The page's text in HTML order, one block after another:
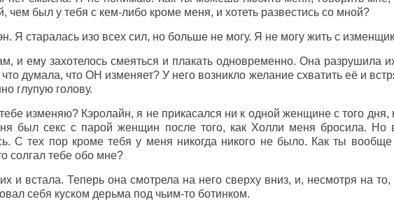
чем был у тебя с кем-либо кроме меня, и хотеть развестись со мной?
Я старалась изо всех сил, но больше не могу. Я не могу жить с
и ему захотелось смеяться и плакать одновременно. Она разрушила
думала, что ОН изменяет? У него возникло желание схватить её и
глупую голову.
изменяю? Кэролайн, я не прикасался ни к одной женщине с того дня,
был секс с парой женщин после того, как Холли меня бросила. Но
С тех пор кроме тебя у меня никогда никого не было. Как ты вообще
солгал тебе обо мне?
и встала. Теперь она смотрела на него сверху вниз, и, несмотря на то,
себя куском дерьма под чьим-то ботинком.